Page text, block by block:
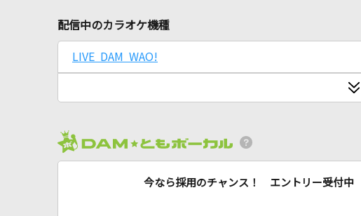
配信中のカラオケ機種
LIVE DAM WAO!
今なら採用のチャンス！ エントリー受付中